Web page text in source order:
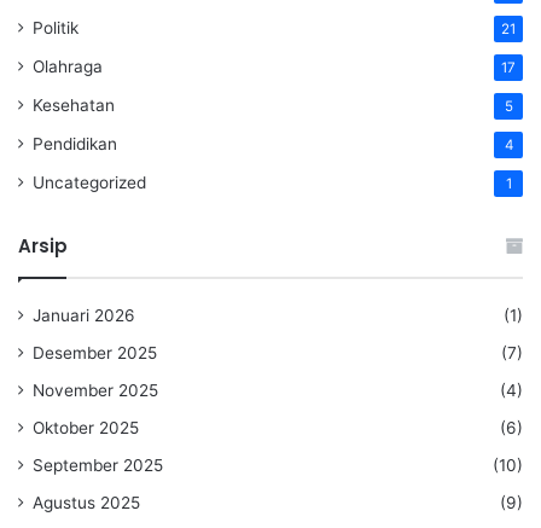
Politik 21
Olahraga 17
Kesehatan 5
Pendidikan 4
Uncategorized 1
Arsip
Januari 2026
(1)
Desember 2025
(7)
November 2025
(4)
Oktober 2025
(6)
September 2025
(10)
Agustus 2025
(9)